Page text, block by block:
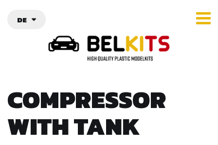
DE
COMPRESSOR
WITH TANK